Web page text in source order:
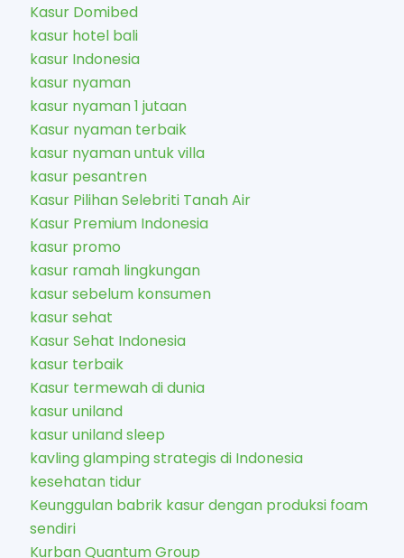
Kasur Domibed
kasur hotel bali
kasur Indonesia
kasur nyaman
kasur nyaman 1 jutaan
Kasur nyaman terbaik
kasur nyaman untuk villa
kasur pesantren
Kasur Pilihan Selebriti Tanah Air
Kasur Premium Indonesia
kasur promo
kasur ramah lingkungan
kasur sebelum konsumen
kasur sehat
Kasur Sehat Indonesia
kasur terbaik
Kasur termewah di dunia
kasur uniland
kasur uniland sleep
kavling glamping strategis di Indonesia
kesehatan tidur
Keunggulan babrik kasur dengan produksi foam
sendiri
Kurban Quantum Group